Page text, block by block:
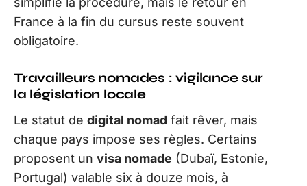
France à la fin du cursus reste souvent
obligatoire.
Travailleurs nomades : vigilance sur
la législation locale
Le statut de digital nomad fait rêver, mais
chaque pays impose ses règles. Certains
proposent un visa nomade (Dubaï, Estonie,
Portugal) valable six à douze mois, à